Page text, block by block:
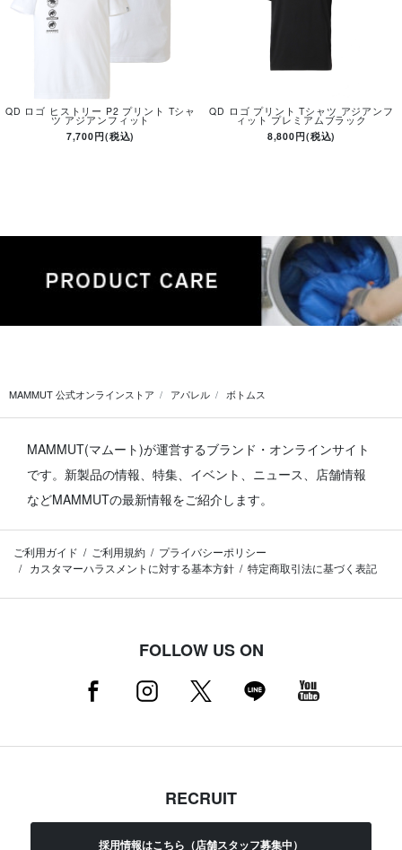
QD ロゴ ヒストリー P2 プリント Tシャ
ツ アジアンフィット
7,700円(税込)
QD ロゴ プリント Tシャツ アジアンフ
ィット プレミアムブラック
8,800円(税込)
MAMMUT 公式オンラインストア アパレル ボトムス
MAMMUT(マムート)が運営するブランド・オンラインサイト
です。 新製品の情報、特集、イベント、ニュース、店舗情報
などMAMMUTの最新情報をご紹介します。
ご利用ガイド ご利用規約
プライバシーポリシー
カスタマーハラスメントに対する基本方針
特定商取引法に基づく表記
FOLLOW US ON
RECRUIT
採用情報はこちら（店舗スタッフ募集中）